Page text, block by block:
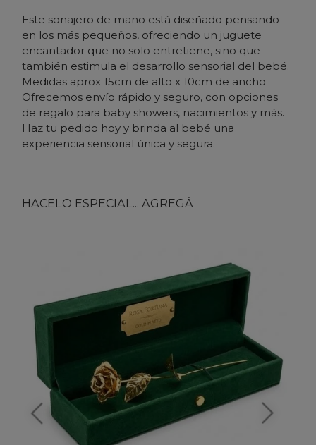
Este sonajero de mano está diseñado pensando
en los más pequeños, ofreciendo un juguete
encantador que no solo entretiene, sino que
también estimula el desarrollo sensorial del bebé.
Medidas aprox 15cm de alto x 10cm de ancho
Ofrecemos envío rápido y seguro, con opciones
de regalo para baby showers, nacimientos y más.
Haz tu pedido hoy y brinda al bebé una
experiencia sensorial única y segura.
HACELO ESPECIAL... AGREGÁ